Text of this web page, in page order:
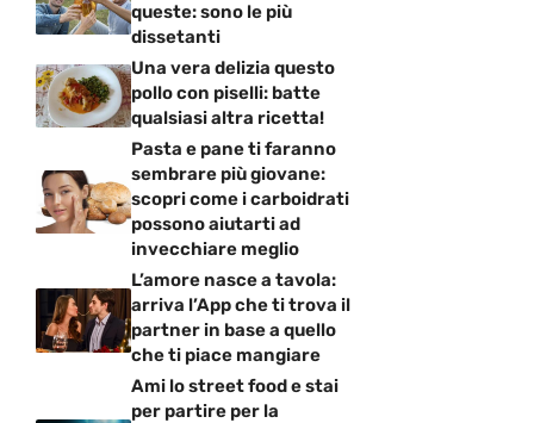
queste: sono le più
dissetanti
Una vera delizia questo
pollo con piselli: batte
qualsiasi altra ricetta!
Pasta e pane ti faranno
sembrare più giovane:
scopri come i carboidrati
possono aiutarti ad
invecchiare meglio
L’amore nasce a tavola:
arriva l’App che ti trova il
partner in base a quello
che ti piace mangiare
Ami lo street food e stai
per partire per la